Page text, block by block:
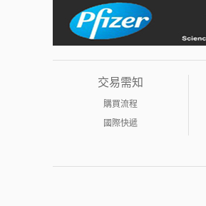
交易需知
購買流程
國際快遞